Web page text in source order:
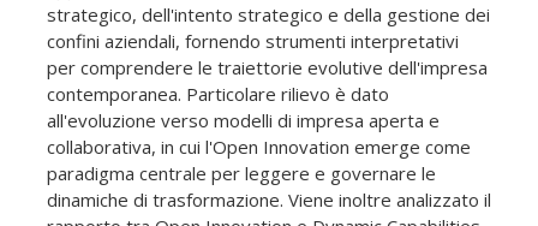
strategico, dell'intento strategico e della gestione dei
confini aziendali, fornendo strumenti interpretativi
per comprendere le traiettorie evolutive dell'impresa
contemporanea. Particolare rilievo è dato
all'evoluzione verso modelli di impresa aperta e
collaborativa, in cui l'Open Innovation emerge come
paradigma centrale per leggere e governare le
dinamiche di trasformazione. Viene inoltre analizzato il